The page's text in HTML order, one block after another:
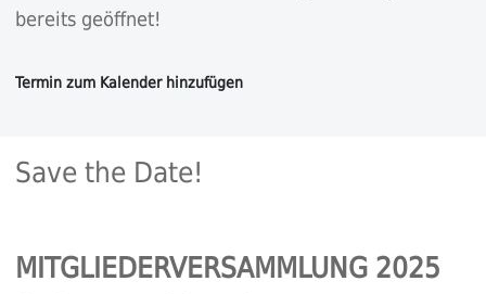
bereits geöffnet!
Save the Date!
MITGLIEDERVERSAMMLUNG 2025